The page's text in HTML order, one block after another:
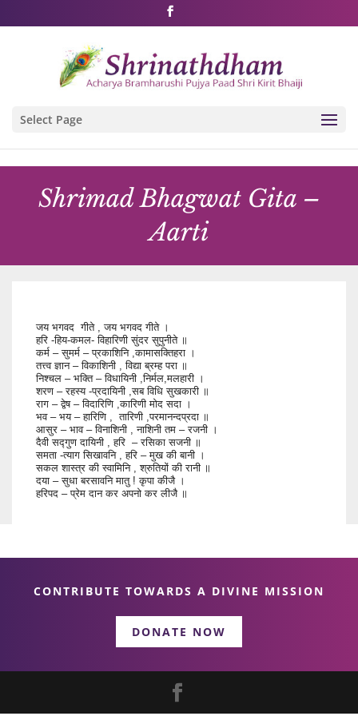
Shri Rushivarji on social media – all official handles
Select Page
Shrimad Bhagwat Gita –
Aarti
जय भगवद गीते , जय भगवद गीते ।
हरि -हिय-कमल- विहारिणी सुंदर सुपुनीते ॥
कर्म – सुमर्म – प्रकाशिनि ,कामासक्तिहरा ।
तत्त्व ज्ञान – विकाशिनी , विद्या ब्रम्ह परा ॥
निश्चल – भक्ति – विधायिनी ,निर्मल,मलहारी ।
शरण – रहस्य -प्रदायिनी ,सब विधि सुखकारी ॥
राग – द्वेष – विदारिणि ,कारिणी मोद सदा ।
भव – भय – हारिणि , तारिणी ,परमानन्दप्रदा ॥
आसुर – भाव – विनाशिनी , नाशिनी तम – रजनी ।
दैवी सद्गुण दायिनी , हरि – रसिका सजनी ॥
समता -त्याग सिखावनि , हरि – मुख की बानी ।
सकल शास्त्र की स्वामिनि , श्रुतियों की रानी ॥
दया – सुधा बरसावनि मातु ! कृपा कीजै ।
हरिपद – प्रेम दान कर अपनो कर लीजै ॥
CONTRIBUTE TOWARDS A DIVINE MISSION
DONATE NOW